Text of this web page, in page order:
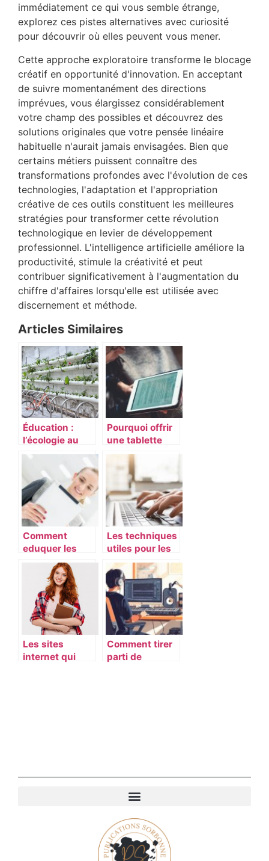
immédiatement ce qui vous semble étrange,
explorez ces pistes alternatives avec curiosité
pour découvrir où elles peuvent vous mener.
Cette approche exploratoire transforme le blocage
créatif en opportunité d'innovation. En acceptant
de suivre momentanément des directions
imprévues, vous élargissez considérablement
votre champ des possibles et découvrez des
solutions originales que votre pensée linéaire
habituelle n'aurait jamais envisagées. Bien que
certains métiers puissent connaître des
transformations profondes avec l'évolution de ces
technologies, l'adaptation et l'appropriation
créative de ces outils constituent les meilleures
stratégies pour transformer cette révolution
technologique en levier de développement
professionnel. L'intelligence artificielle améliore la
productivité, stimule la créativité et peut
contribuer significativement à l'augmentation du
chiffre d'affaires lorsqu'elle est utilisée avec
discernement et méthode.
Articles Similaires
Éducation :
l’écologie au
programme
pour les élèves
français
Pourquoi offrir
une tablette
éducative à
votre enfant ?
Comment
eduquer les
enfants a
devenir des
personnes plus
responsables ?
Les techniques
utiles pour les
majuscules
avec accents
Les sites
internet qui
Comment tirer
parti de